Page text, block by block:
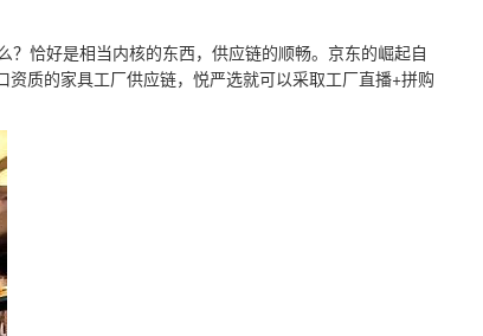
恰好是相当内核的东西，供应链的顺畅。京东的崛起自
质的家具工厂供应链，悦严选就可以采取工厂直播+拼购